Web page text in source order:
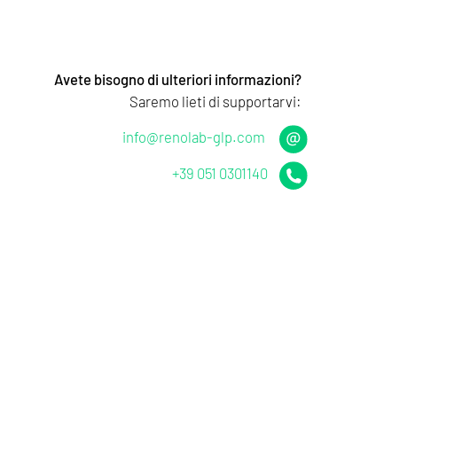
Avete bisogno di ulteriori informazioni?
Saremo lieti di supportarvi:
info@renolab-glp.com
+39 051 0301140